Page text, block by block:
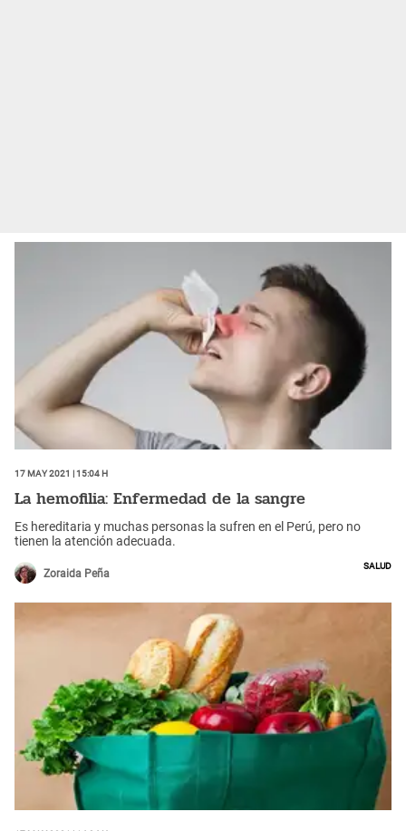
17 May 2021 | 15:04 h
La hemofilia: Enfermedad de la sangre
Es hereditaria y muchas personas la sufren en el Perú, pero no
tienen la atención adecuada.
Zoraida Peña
Salud